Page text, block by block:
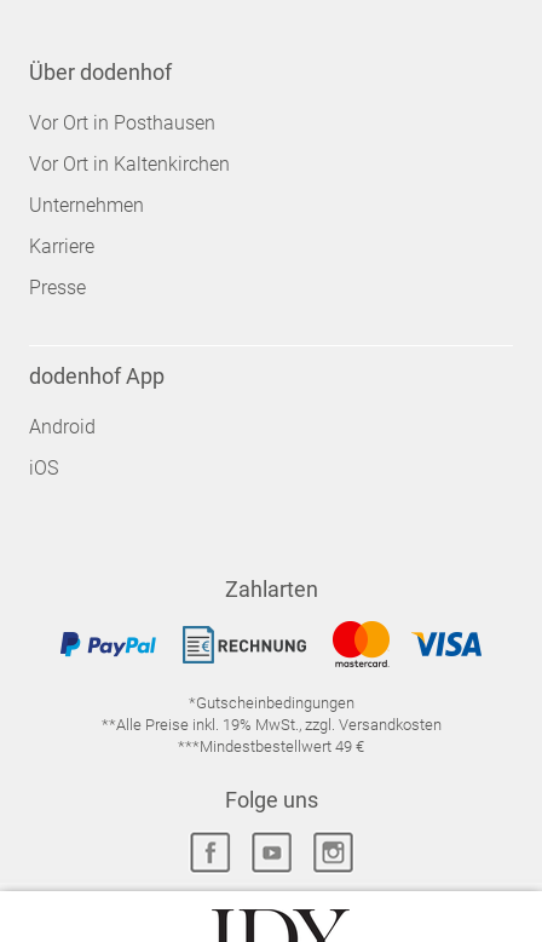
Über dodenhof
Vor Ort in Posthausen
Vor Ort in Kaltenkirchen
Unternehmen
Karriere
Presse
dodenhof App
Android
iOS
Zahlarten
*Gutscheinbedingungen
**Alle Preise inkl. 19% MwSt., zzgl. Versandkosten
***Mindestbestellwert 49 €
Folge uns